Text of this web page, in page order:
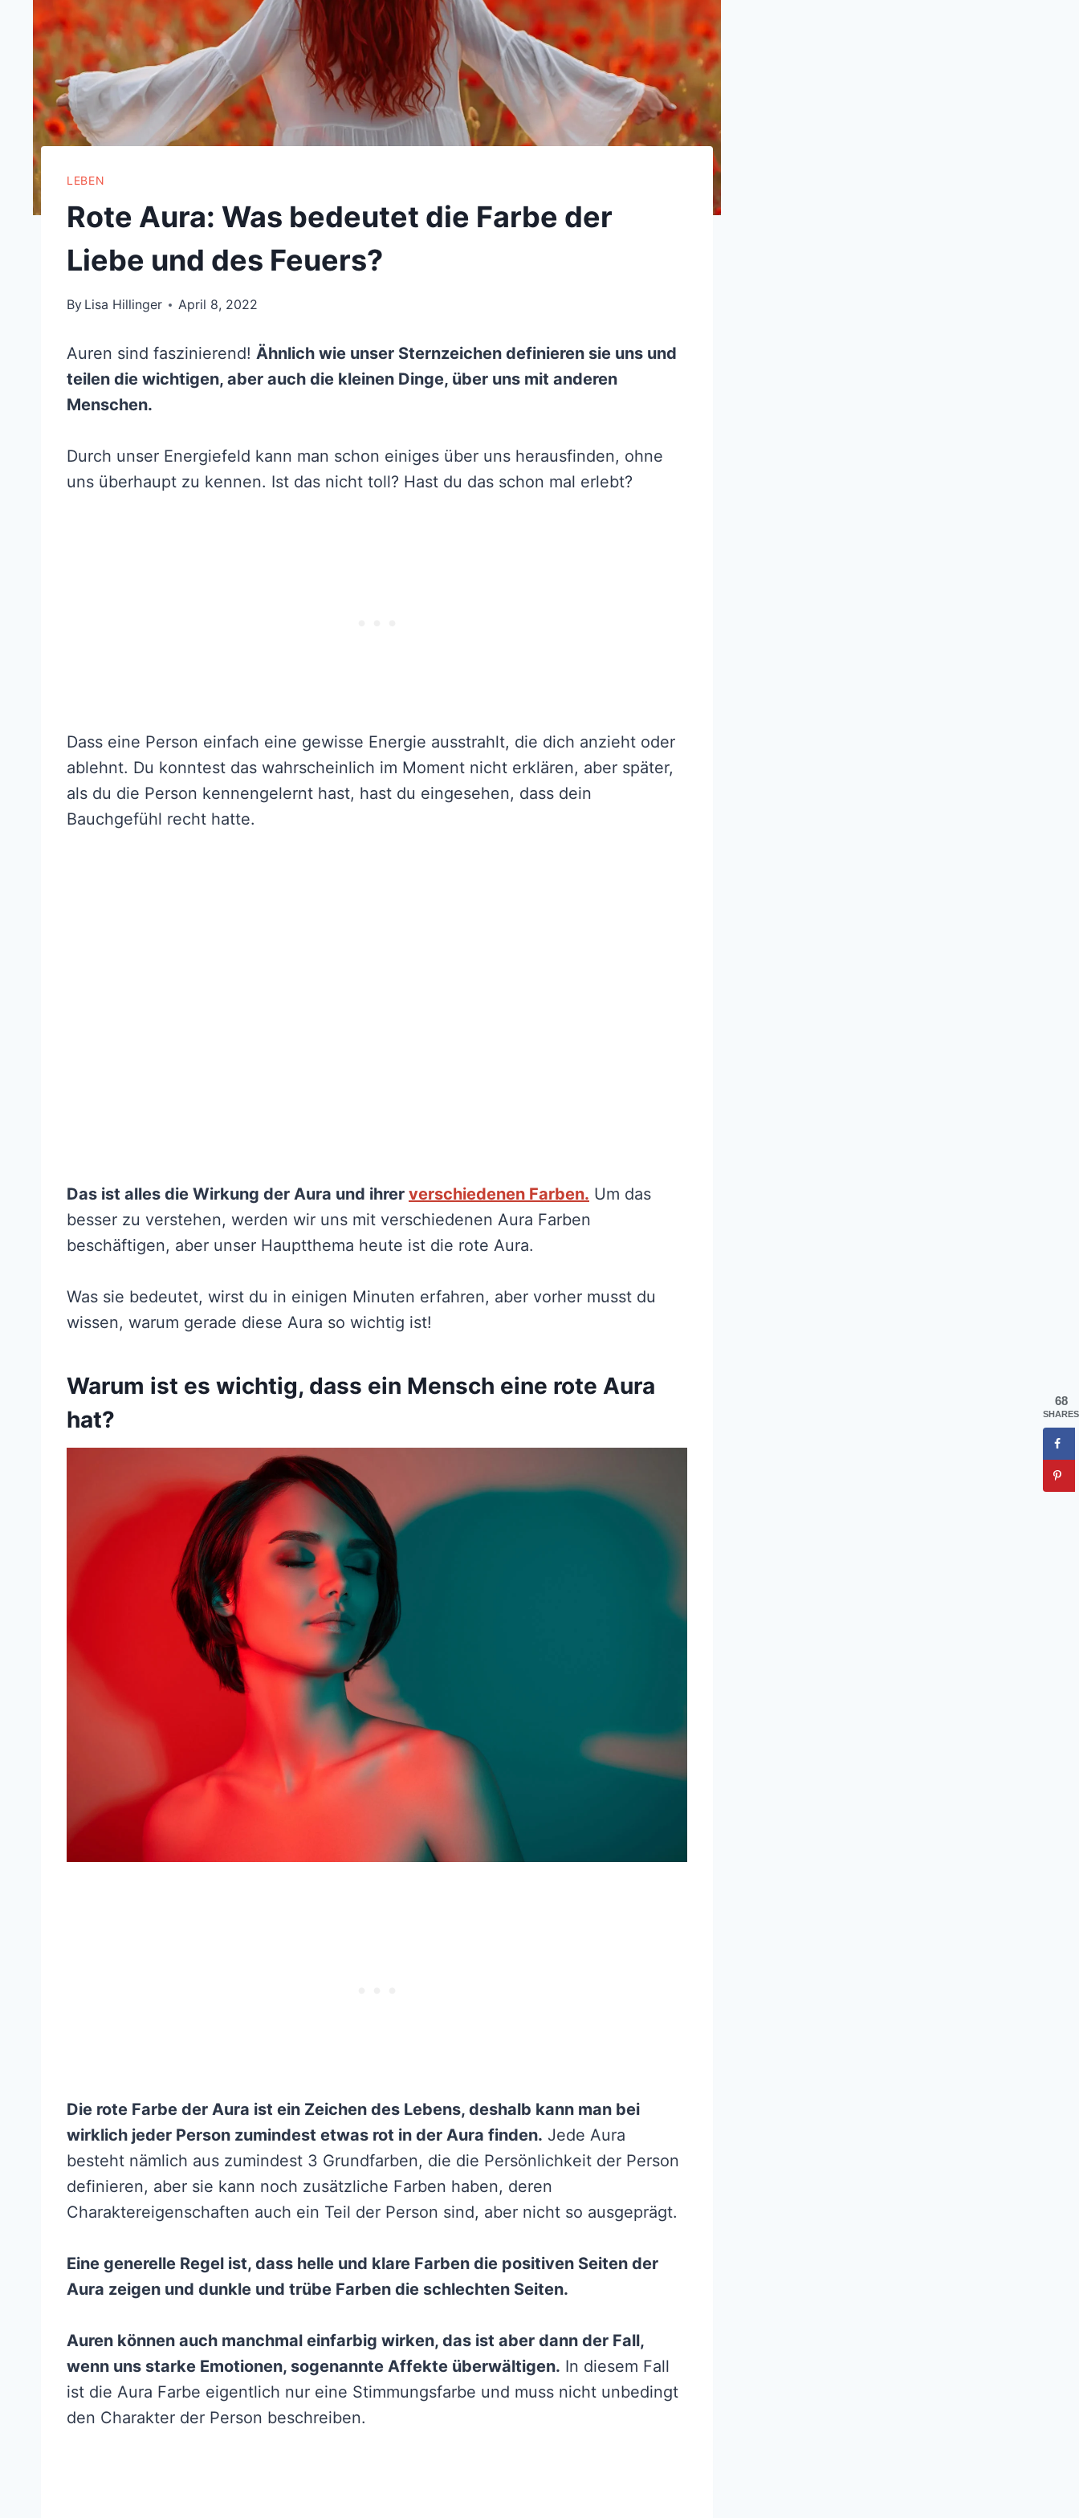
LEBEN
Rote Aura: Was bedeutet die Farbe der
Liebe und des Feuers?
By Lisa Hillinger April 8, 2022
Auren sind faszinierend! Ähnlich wie unser Sternzeichen definieren sie uns und
teilen die wichtigen, aber auch die kleinen Dinge, über uns mit anderen
Menschen.
Durch unser Energiefeld kann man schon einiges über uns herausfinden, ohne
uns überhaupt zu kennen. Ist das nicht toll? Hast du das schon mal erlebt?
Dass eine Person einfach eine gewisse Energie ausstrahlt, die dich anzieht oder
ablehnt. Du konntest das wahrscheinlich im Moment nicht erklären, aber später,
als du die Person kennengelernt hast, hast du eingesehen, dass dein
Bauchgefühl recht hatte.
Das ist alles die Wirkung der Aura und ihrer verschiedenen Farben. Um das
besser zu verstehen, werden wir uns mit verschiedenen Aura Farben
beschäftigen, aber unser Hauptthema heute ist die rote Aura.
Was sie bedeutet, wirst du in einigen Minuten erfahren, aber vorher musst du
wissen, warum gerade diese Aura so wichtig ist!
Warum ist es wichtig, dass ein Mensch eine rote Aura
hat?
Die rote Farbe der Aura ist ein Zeichen des Lebens, deshalb kann man bei
wirklich jeder Person zumindest etwas rot in der Aura finden. Jede Aura
besteht nämlich aus zumindest 3 Grundfarben, die die Persönlichkeit der Person
definieren, aber sie kann noch zusätzliche Farben haben, deren
Charaktereigenschaften auch ein Teil der Person sind, aber nicht so ausgeprägt.
Eine generelle Regel ist, dass helle und klare Farben die positiven Seiten der
Aura zeigen und dunkle und trübe Farben die schlechten Seiten.
Auren können auch manchmal einfarbig wirken, das ist aber dann der Fall,
wenn uns starke Emotionen, sogenannte Affekte überwältigen. In diesem Fall
ist die Aura Farbe eigentlich nur eine Stimmungsfarbe und muss nicht unbedingt
den Charakter der Person beschreiben.
68
SHARES